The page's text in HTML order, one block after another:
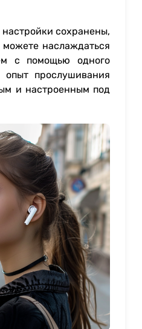
сохранены,
наслаждаться
с помощью одного
прослушивания
и настроенным под